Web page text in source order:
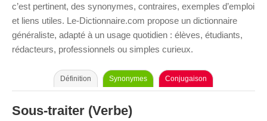
c’est pertinent, des synonymes, contraires, exemples d’emploi
et liens utiles. Le-Dictionnaire.com propose un dictionnaire
généraliste, adapté à un usage quotidien : élèves, étudiants,
rédacteurs, professionnels ou simples curieux.
Définition Synonymes Conjugaison
Sous-traiter (Verbe)